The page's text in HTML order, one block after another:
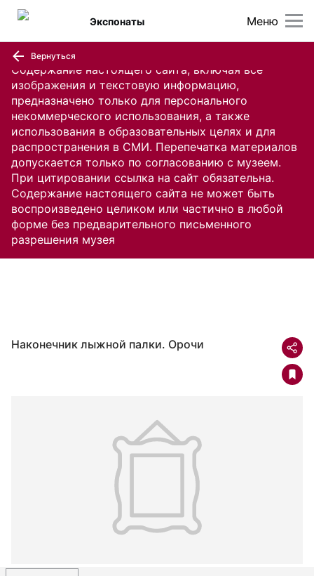
Содержание настоящего сайта, включая все
изображения и текстовую информацию,
предназначено только для персонального
некоммерческого использования, а также
использования в образовательных целях и для
распространения в СМИ. Перепечатка материалов
допускается только по согласованию с музеем.
При цитировании ссылка на сайт обязательна.
Содержание настоящего сайта не может быть
воспроизведено целиком или частично в любой
форме без предварительного письменного
разрешения музея
Меню
Экспонаты
Вернуться
Наконечник лыжной палки. Орочи